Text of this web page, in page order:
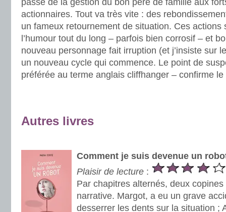
passe de la gestion du bon père de famille aux
actionnaires. Tout va très vite : des
un fameux retournement de situation. Ces actions
l’humour tout du long – parfois bien corrosif – et
nouveau personnage fait irruption (et j’insiste sur
un nouveau cycle qui commence. Le point de
préférée au terme anglais cliffhanger – confirme
Autres livres
Comment je suis devenue un
Plaisir de lecture :
Par chapitres alternés, deux
narrative. Margot, a eu un grave
desserrer les dents sur la situation ;